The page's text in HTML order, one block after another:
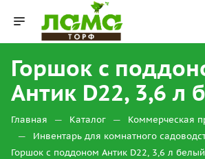
Горшок с
Антик D22, 3,6 л
Главная — Каталог — Коммерческая
— Инвентарь для комнатного
Горшок с поддоном Антик D22, 3,6 л белый